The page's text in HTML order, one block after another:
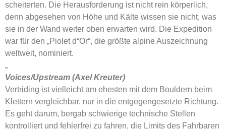
scheiterten. Die Herausforderung ist nicht rein körperlich,
denn abgesehen von Höhe und Kälte wissen sie nicht, was
sie in der Wand weiter oben erwarten wird. Die Expedition
war für den „Piolet d“Or“, die größte alpine Auszeichnung
weltweit, nominiert.
„
Voices/Upstream (Axel Kreuter)
Vertriding ist vielleicht am ehesten mit dem Bouldern beim
Klettern vergleichbar, nur in die entgegengesetzte Richtung.
Es geht darum, bergab schwierige technische Stellen
kontrolliert und fehlerfrei zu fahren, die Limits des Fahrbaren